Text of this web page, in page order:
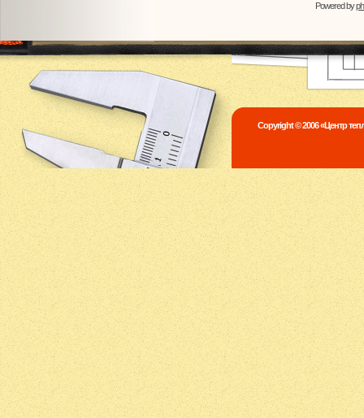
Powered by
Copyright © 2006 «Центр